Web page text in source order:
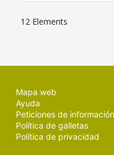
12 Elements
Mapa web
Ayuda
Peticiones de
Política de galletas
Política de privacidad